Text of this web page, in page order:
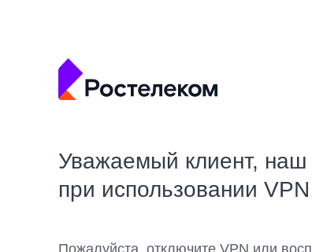
Уважаемый клиент, наш
при использовании